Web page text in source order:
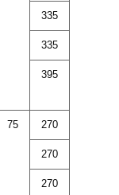
335
335
395
75 270
270
270